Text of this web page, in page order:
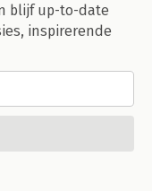
blijf up-to-date
inspirerende